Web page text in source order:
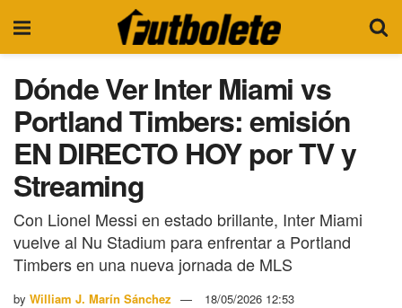
Dónde Ver Inter Miami vs
Portland Timbers: emisión
EN DIRECTO HOY por TV y
Streaming
Con Lionel Messi en estado brillante, Inter Miami
vuelve al Nu Stadium para enfrentar a Portland
Timbers en una nueva jornada de MLS
by William J. Marín Sánchez 18/05/2026 12:53